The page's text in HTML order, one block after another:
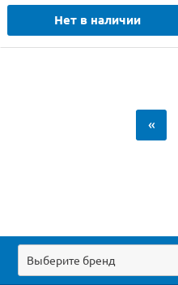
Нет в наличии
«
Выберите бренд